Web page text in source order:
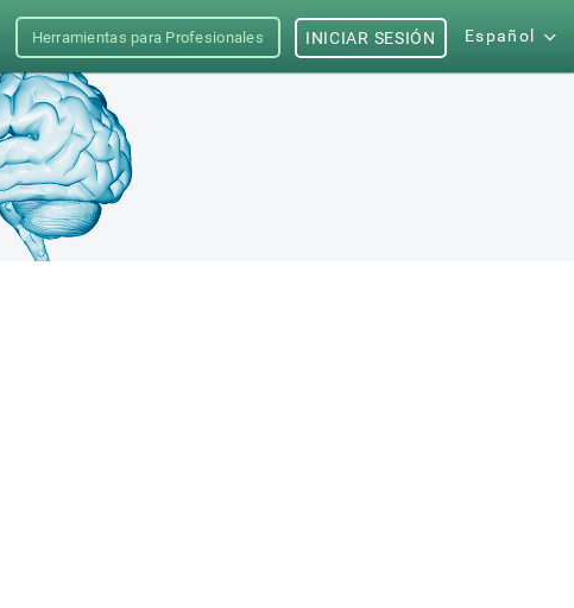
Herramientas para Profesionales Español
INICIAR SESIÓN